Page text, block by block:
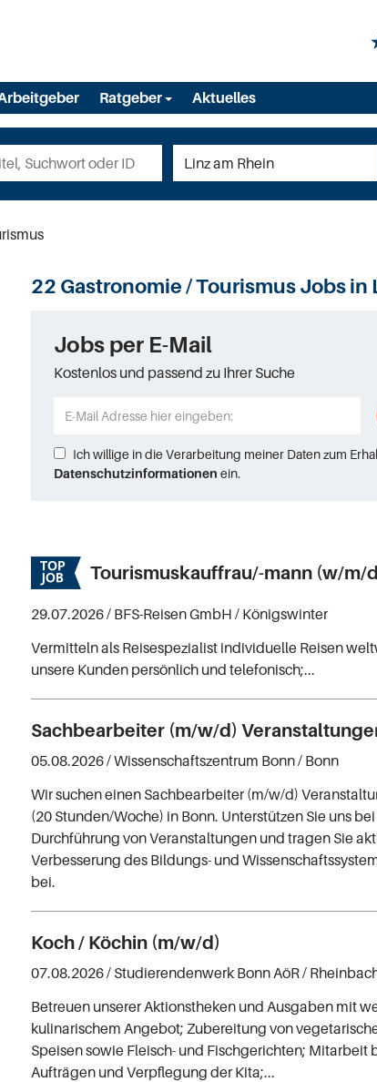
Ratgeber Aktuelles
22 Gastronomie / Tourismus Jobs in
Jobs per E-Mail
Kostenlos und passend zu Ihrer Suche
Ich willige in die Verarbeitung meiner Daten zum
Datenschutzinformationen ein.
Tourismuskauffrau/-mann (w/m/
29.07.2026 / BFS-Reisen GmbH / Königswinter
Vermitteln als Reisespezialist individuelle Reisen
unsere Kunden persönlich und telefonisch;...
Sachbearbeiter (m/w/d)
05.08.2026 /Wissenschaftszentrum Bonn/ Bonn
Wir suchen einen Sachbearbeiter (m/w/d)
(20 Stunden/Woche) in Bonn. Unterstützen Sie uns
Durchführung von Veranstaltungen und tragen Sie
Verbesserung des Bildungs- und
bei.
Koch / Köchin (m/w/d)
07.08.2026 / Studierendenwerk Bonn AöR/
Betreuen unserer Aktionstheken und Ausgaben mit
kulinarischem Angebot; Zubereitung von
Speisen sowie Fleisch- und Fischgerichten; Mitarbeit
Aufträgen und Verpflegung der Kita;...